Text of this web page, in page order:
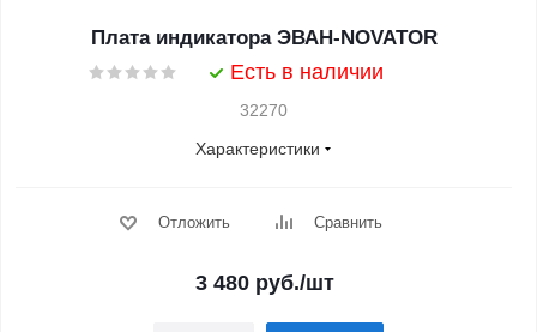
Плата индикатора ЭВАН-NOVATOR
Есть в наличии
32270
Характеристики
Отложить Сравнить
3 480руб./шт